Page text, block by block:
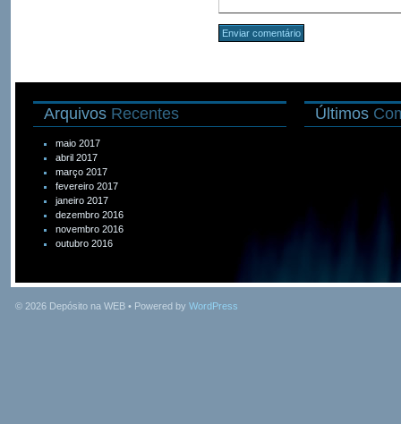
Arquivos Recentes
maio 2017
abril 2017
março 2017
fevereiro 2017
janeiro 2017
dezembro 2016
novembro 2016
outubro 2016
Últimos
© 2026 Depósito na WEB • Powered by WordPress